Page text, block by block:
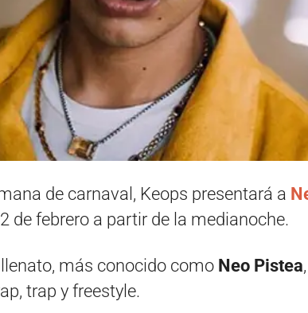
de carnaval, Keops presentará a
de febrero a partir de la medianoche.
​más conocido como Neo Pistea
trap y freestyle.